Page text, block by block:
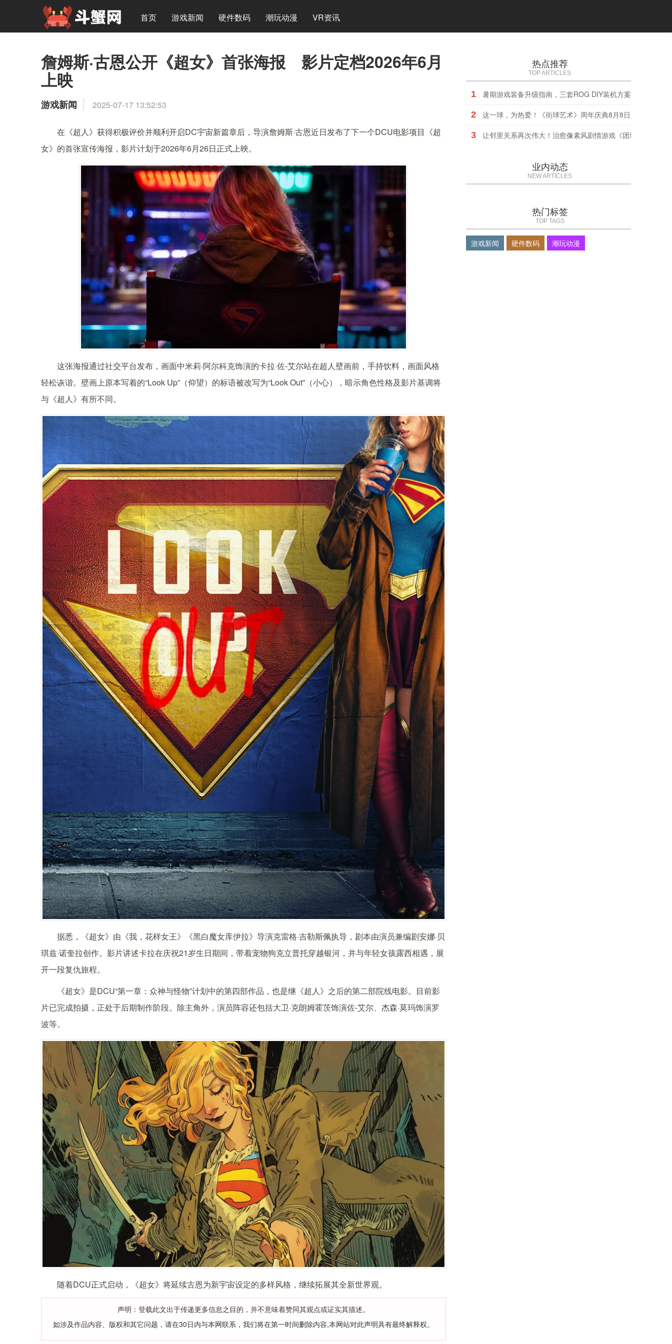
首页 游戏新闻 硬件数码 潮玩动漫 VR资讯
詹姆斯·古恩公开《超女》首张海报 影片定档2026年6月
上映
游戏新闻 2025-07-17 13:52:53
在《超人》获得积极评价并顺利开启DC宇宙新篇章后，导演詹姆斯·古恩近日发布了下一个DCU电影项目《超
女》的首张宣传海报，影片计划于2026年6月26日正式上映。
这张海报通过社交平台发布，画面中米莉·阿尔科克饰演的卡拉·佐-艾尔站在超人壁画前，手持饮料，画面风格
轻松诙谐。壁画上原本写着的“Look Up”（仰望）的标语被改写为“Look Out”（小心），暗示角色性格及影片基调将
与《超人》有所不同。
据悉，《超女》由《我，花样女王》《黑白魔女库伊拉》导演克雷格·吉勒斯佩执导，剧本由演员兼编剧安娜·贝
琪兹·诺奎拉创作。影片讲述卡拉在庆祝21岁生日期间，带着宠物狗克立普托穿越银河，并与年轻女孩露西相遇，展
开一段复仇旅程。
《超女》是DCU“第一章：众神与怪物”计划中的第四部作品，也是继《超人》之后的第二部院线电影。目前影
片已完成拍摄，正处于后期制作阶段。除主角外，演员阵容还包括大卫·克朗姆霍茨饰演佐-艾尔、杰森·莫玛饰演罗
波等。
随着DCU正式启动，《超女》将延续古恩为新宇宙设定的多样风格，继续拓展其全新世界观。
声明：登载此文出于传递更多信息之目的，并不意味着赞同其观点或证实其描述。
如涉及作品内容、版权和其它问题，请在30日内与本网联系，我们将在第一时间删除内容,本网站对此声明具有最终解释权。
热点推荐
TOP ARTICLES
1 暑期游戏装备升级指南，三套ROG DIY装机方案任你选择
2 这一球，为热爱！《街球艺术》周年庆典8月8日正式上线，
3 让邻里关系再次伟大！治愈像素风剧情游戏《团地日和》定
业内动态
NEW ARTICLES
热门标签
TOP TAGS
游戏新闻 硬件数码 潮玩动漫